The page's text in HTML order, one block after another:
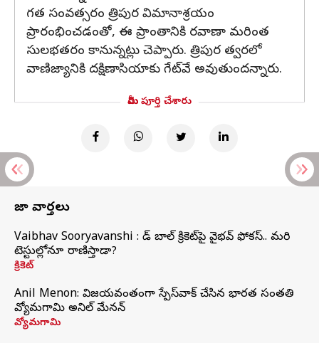
గత సంవత్సరం త్రిపుర విమానాశ్రయం
ప్రారంభించడంతో, ఈ ప్రాంతానికి రవాణా మరింత
సులభతరం కానున్నట్లు చెప్పారు. త్రిపుర త్వరలో
వాణిజ్యానికి దక్షిణాసియాకు గేట్‌వే అవుతుందన్నారు.
మీరు పూర్తి చేశారు
తాజా వార్తలు
Vaibhav Sooryavanshi : రెడ్ బాల్ క్రికెట్‌పై వైభవ్ ఫోకస్.. మరి
టెస్టుల్లోనూ రాణిస్తాడా?
క్రికెట్
Anil Menon: విజయవంతంగా స్పేస్‌వాక్‌ చేసిన భారత సంతతి
వ్యోమగామి అనిల్‌ మేనన్
వ్యోమగామి